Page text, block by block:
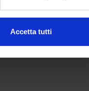
che hai fornito loro o
Accetta tutti